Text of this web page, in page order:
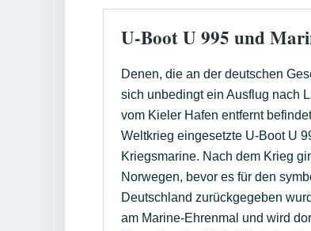
U-Boot U 995 und
Denen, die an der deutschen
sich unbedingt ein Ausflug nach
vom Kieler Hafen entfernt
Weltkrieg eingesetzte U-Boot U
Kriegsmarine. Nach dem Krieg
Norwegen, bevor es für den
Deutschland zurückgegeben
am Marine-Ehrenmal und wird